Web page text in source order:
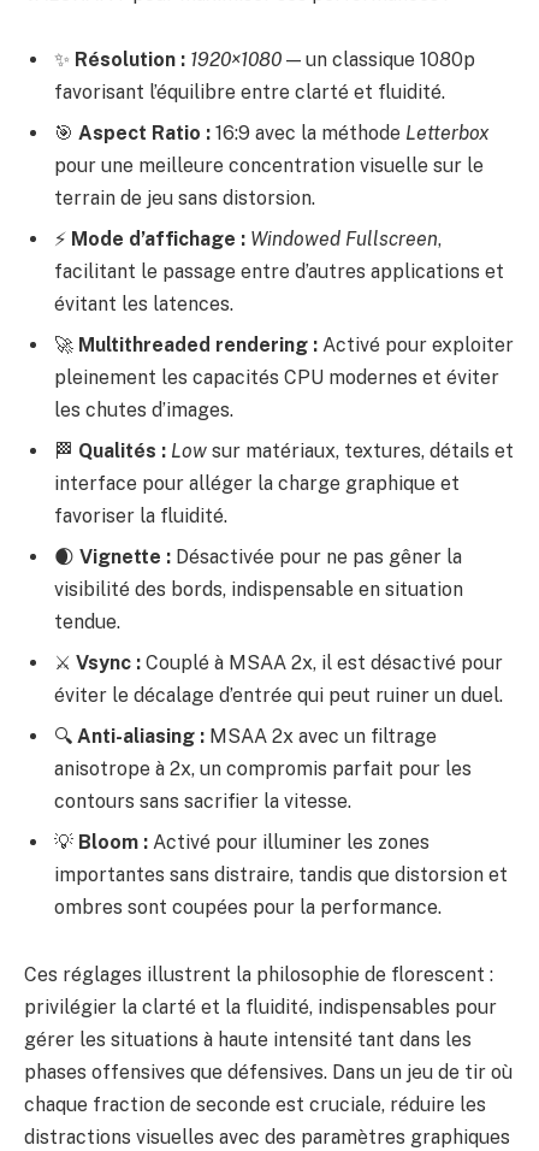
✨ Résolution : 1920×1080 — un classique 1080p
favorisant l’équilibre entre clarté et fluidité.
🎯 Aspect Ratio : 16:9 avec la méthode Letterbox
pour une meilleure concentration visuelle sur le
terrain de jeu sans distorsion.
⚡ Mode d’affichage : Windowed Fullscreen,
facilitant le passage entre d’autres applications et
évitant les latences.
🚀 Multithreaded rendering : Activé pour exploiter
pleinement les capacités CPU modernes et éviter
les chutes d’images.
🏁 Qualités : Low sur matériaux, textures, détails et
interface pour alléger la charge graphique et
favoriser la fluidité.
🌒 Vignette : Désactivée pour ne pas gêner la
visibilité des bords, indispensable en situation
tendue.
⚔️ Vsync : Couplé à MSAA 2x, il est désactivé pour
éviter le décalage d’entrée qui peut ruiner un duel.
🔍 Anti-aliasing : MSAA 2x avec un filtrage
anisotrope à 2x, un compromis parfait pour les
contours sans sacrifier la vitesse.
💡 Bloom : Activé pour illuminer les zones
importantes sans distraire, tandis que distorsion et
ombres sont coupées pour la performance.
Ces réglages illustrent la philosophie de florescent :
privilégier la clarté et la fluidité, indispensables pour
gérer les situations à haute intensité tant dans les
phases offensives que défensives. Dans un jeu de tir où
chaque fraction de seconde est cruciale, réduire les
distractions visuelles avec des paramètres graphiques